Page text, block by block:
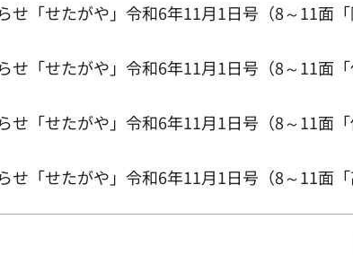
せ「せたがや」令和6年11月1日号（8～11面
せ「せたがや」令和6年11月1日号（8～11面
せ「せたがや」令和6年11月1日号（8～11面
せ「せたがや」令和6年11月1日号（8～11面